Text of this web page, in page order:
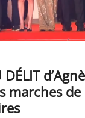
DÉLIT
marches